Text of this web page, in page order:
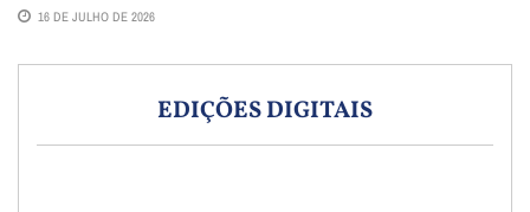
16 DE JULHO DE 2026
EDIÇÕES DIGITAIS